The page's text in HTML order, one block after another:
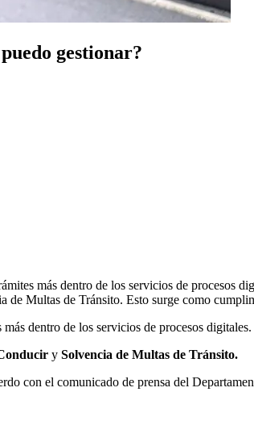
gestionar?
más dentro de los servicios de procesos
de Multas de Tránsito. Esto surge como
dentro de los servicios de procesos digitales.
y Solvencia de Multas de Tránsito.
con el comunicado de prensa del